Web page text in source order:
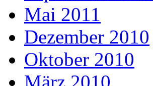
Mai 2011
Dezember 2010
Oktober 2010
März 2010